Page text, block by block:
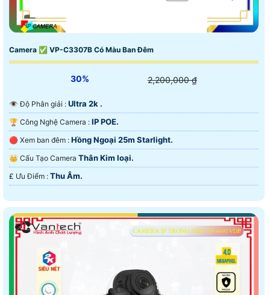
Camera ✅ VP-C3307B Có Màu Ban Đêm
30% 2,200,000 ₫
👁 Độ Phân giải : Ultra 2k .
🏆 Công Nghệ Camera : IP POE.
🔴 Xem ban đêm : Hồng Ngoại 25m Starlight.
👑 Cấu Tạo Camera Thân Kim loại.
️₤ Ưu Điểm : Thu Âm.